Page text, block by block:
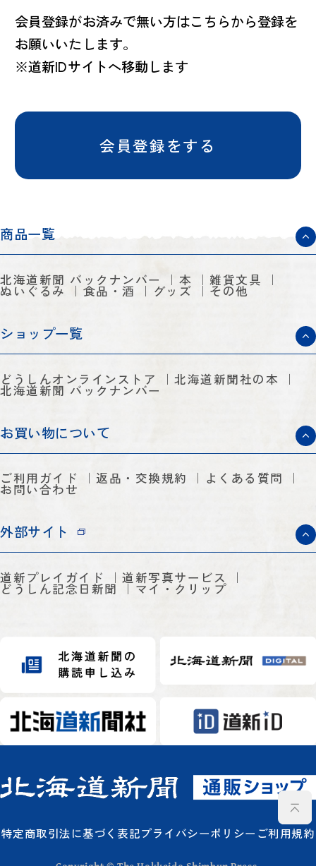
会員登録がお済みで無い方はこちらから登録を
お願いいたします。
※道新IDサイトへ移動します
会員登録をする
商品一覧
北海道新聞 バックナンバー 本 雑貨文具
ぬいぐるみ 食品・酒 グッズ その他
ショップ一覧
どうしんオンラインストア 北海道新聞社の本
北海道新聞 バックナンバー
お買い物について
ご利用ガイド 返品・交換規約 よくある質問
お問い合わせ
外部サイト
道新プレイガイド 道新写真サービス
どうしん記念日新聞 マイ・クリップ
特定商取引法に基づく表記プライバシーポリシー ご利用規約